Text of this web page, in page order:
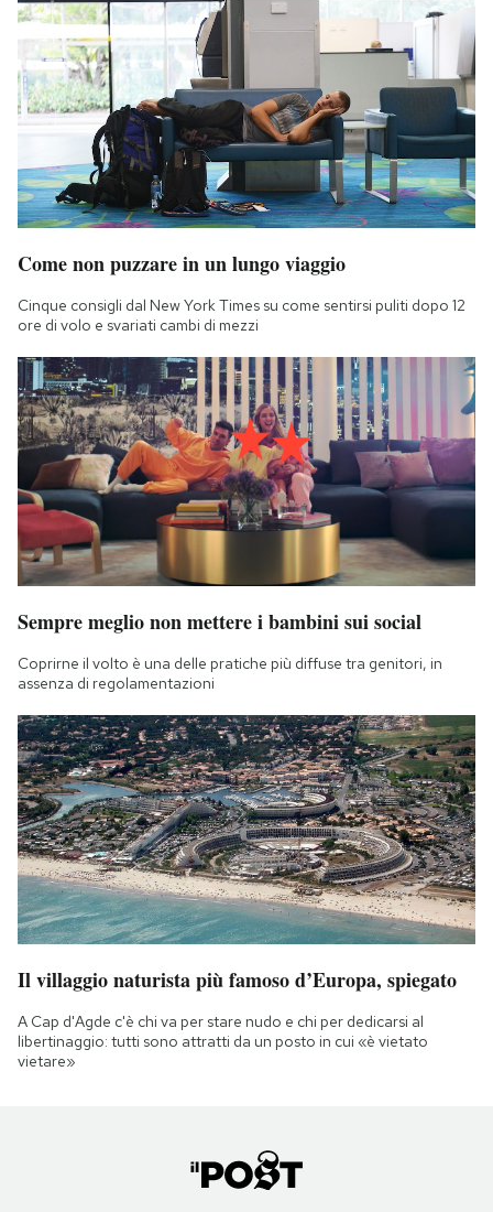
Come non puzzare in un lungo viaggio
Cinque consigli dal New York Times su come sentirsi puliti dopo 12
ore di volo e svariati cambi di mezzi
Sempre meglio non mettere i bambini sui social
Coprirne il volto è una delle pratiche più diffuse tra genitori, in
assenza di regolamentazioni
Il villaggio naturista più famoso d’Europa, spiegato
A Cap d'Agde c'è chi va per stare nudo e chi per dedicarsi al
libertinaggio: tutti sono attratti da un posto in cui «è vietato
vietare»